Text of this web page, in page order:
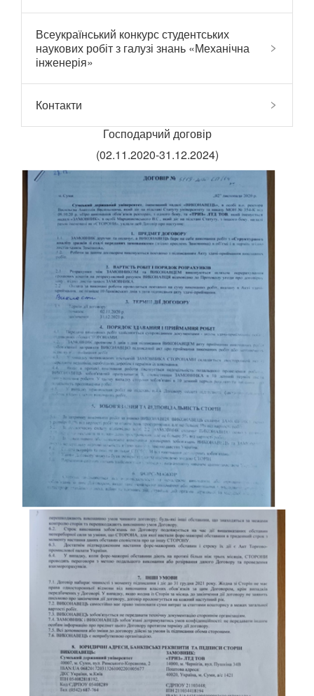
Всеукраїнський конкурс студентських
наукових робіт з галузі знань «Механічна
інженерія»
Контакти
Господарчий договір
(02.11.2020-31.12.2024)